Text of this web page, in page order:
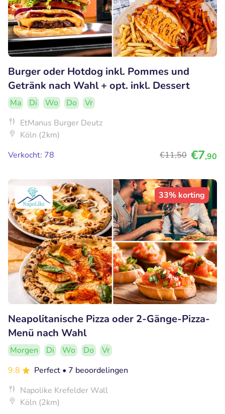
Burger oder Hotdog inkl. Pommes und
Getränk nach Wahl + opt. inkl. Dessert
Ma Di Wo Do
Vr
EtManus Burger Deutz
Köln (2km)
Verkocht: 78
€11,50 €7,90
33% korting
Neapolitanische Pizza oder 2-Gänge-Pizza-
Menü nach Wahl
Morgen Di Wo Do
Vr
9.8
Perfect • 7 beoordelingen
Napolike Krefelder Wall
Köln (2km)